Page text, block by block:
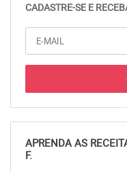
CADASTRE-SE E
APRENDA AS
F.